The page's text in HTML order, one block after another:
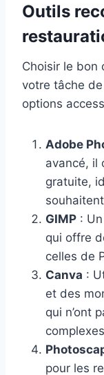
Outils
Choisir le bon
votre tâche
options
Adobe
avancé, il
gratuite,
GIMP :
qui offre
celles de
Canva :
et des
qui n’ont
pour les